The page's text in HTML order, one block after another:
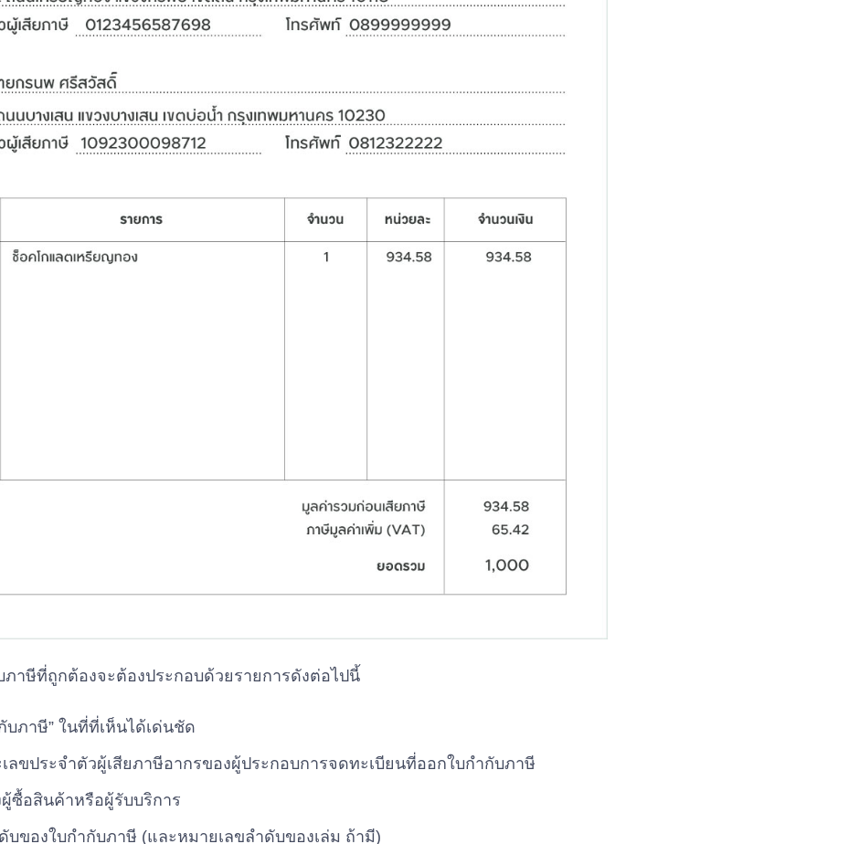
ภาษีที่ถูกต้องจะต้องประกอบด้วยรายการดังต่อไปนี้
บภาษี” ในที่ที่เห็นได้เด่นชัด
ลขประจำตัวผู้เสียภาษีอากรของผู้ประกอบการจดทะเบียนที่ออกใบกำกับภาษี
ซื้อสินค้าหรือผู้รับบริการ
บของใบกำกับภาษี (และหมายเลขลำดับของเล่ม ถ้ามี)